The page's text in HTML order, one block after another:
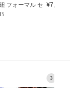
フォーマル セ ¥7,150
3